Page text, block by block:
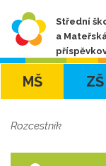
Střední
a
MŠ ZŠ
Rozcestník